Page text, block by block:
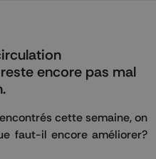
encore pas mal
cette semaine, on
faut-il encore améliorer?